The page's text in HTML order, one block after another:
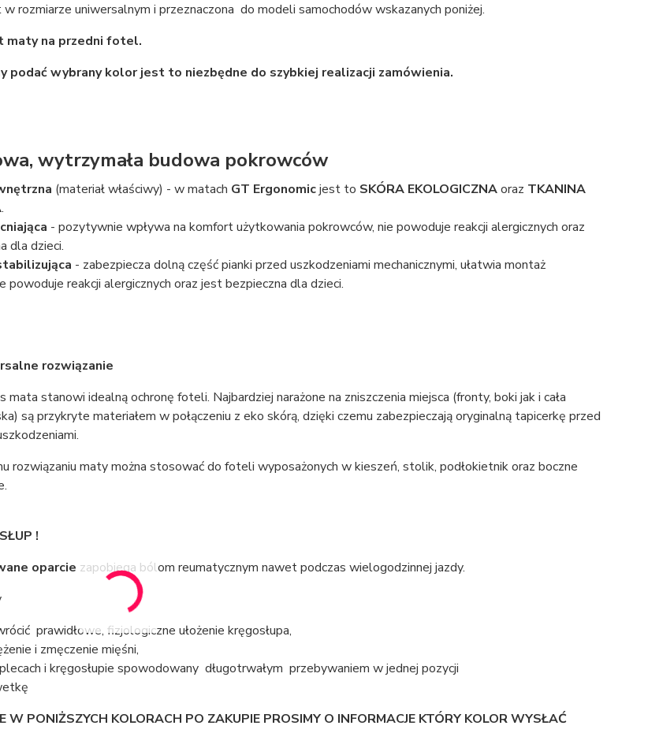
rozmiarze uniwersalnym i przeznaczona do modeli samochodów wskazanych poniżej.
maty na przedni fotel.
podać wybrany kolor jest to niezbędne do szybkiej realizacji zamówienia.
wytrzymała budowa pokrowców
(materiał właściwy) - w matach GT Ergonomicjest to SKÓRA EKOLOGICZNAoraz TKANINA
.
- pozytywnie wpływa na komfort użytkowania pokrowców, nie powoduje reakcji alergicznych oraz
dla dzieci.
- zabezpiecza dolną część pianki przed uszkodzeniami mechanicznymi, ułatwia montaż
powoduje reakcji alergicznych oraz jest bezpieczna dla dzieci.
rozwiązanie
mata stanowi idealną ochronę foteli. Najbardziej narażone na zniszczenia miejsca (fronty, boki jak i cała
są przykryte materiałem w połączeniu z eko skórą, dzięki czemu zabezpieczają oryginalną tapicerkę przed
rozwiązaniu maty można stosować do foteli wyposażonych w kieszeń, stolik, podłokietnik oraz boczne
!
oparcie zapobiega bólom reumatycznym nawet podczas wielogodzinnej jazdy.
prawidłowe, fizjologiczne ułożenie kręgosłupa,
i zmęczenie mięśni,
i kręgosłupie spowodowany długotrwałym przebywaniem w jednej pozycji
W PONIŻSZYCH KOLORACH PO ZAKUPIE PROSIMY O INFORMACJE KTÓRY KOLOR WYSŁAĆ